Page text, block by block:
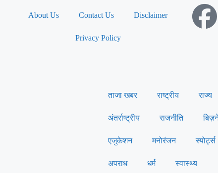
About Us
Contact Us Disclaimer
Privacy Policy
ताजा खबर राष्ट्रीय राज्य
अंतर्राष्ट्रीय राजनीति
एजुकेशन मनोरंजन स्पोर्ट्स
अपराध धर्म स्वास्थ्य